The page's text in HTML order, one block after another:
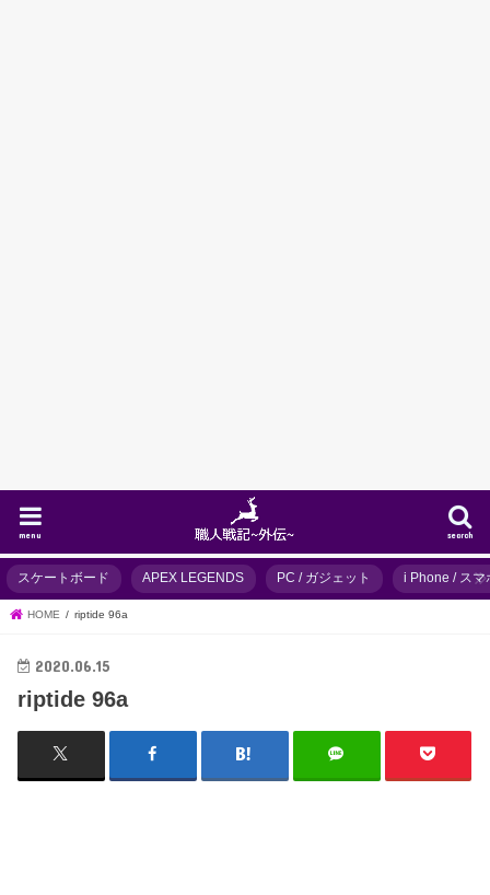
search
menu
スケートボード APEX LEGENDS PC / ガジェット i Phone / スマ
HOME riptide 96a
2020.06.15
riptide 96a